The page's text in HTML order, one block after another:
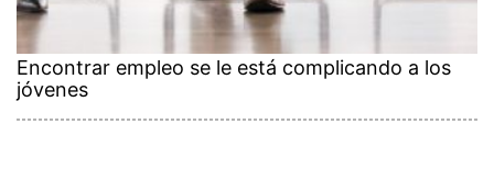
Encontrar empleo se le está complicando a los
jóvenes